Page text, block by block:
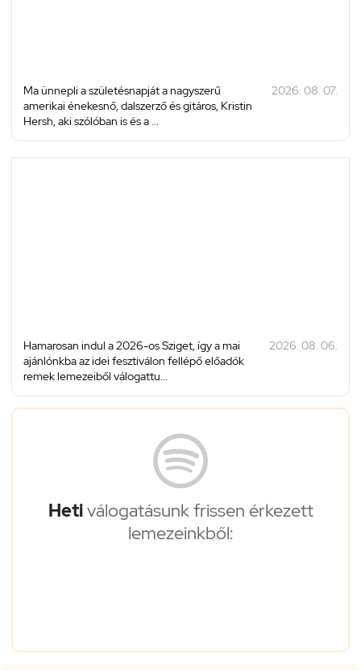
Ma ünnepli a születésnapját a nagyszerű
amerikai énekesnő, dalszerző és gitáros, Kristin
Hersh, aki szólóban is és a ...
2026. 08. 07.
Hamarosan indul a 2026-os Sziget, így a mai
ajánlónkba az idei fesztiválon fellépő előadók
remek lemezeiből válogattu...
2026. 08. 06.
Hetiválogatásunk frissen érkezett
lemezeinkből: